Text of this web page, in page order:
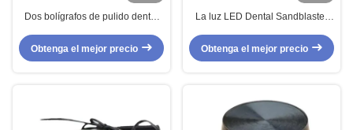
Dos bolígrafos de pulido dental
Sandblaster dental con gabinete
Obtenga el mejor precio
La luz LED Dental Sandblaster
laboratorio Dental máquina de
Obtenga el mejor precio